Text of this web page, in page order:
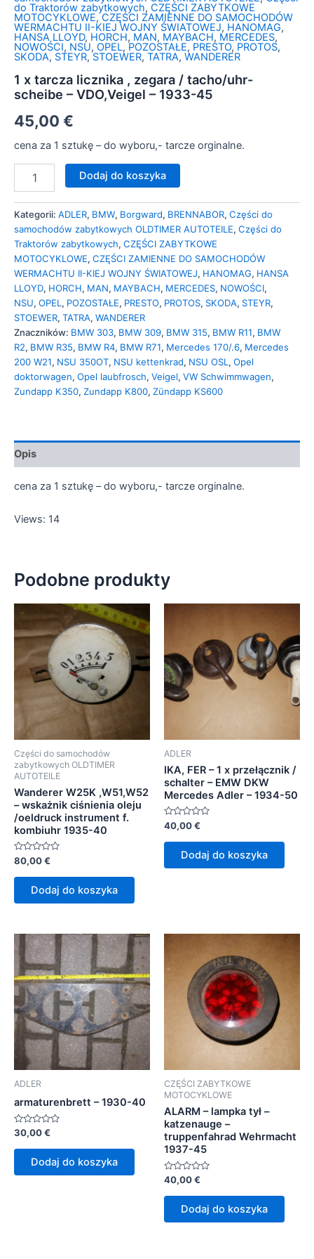
do Traktorów zabytkowych, CZĘŚCI ZABYTKOWE
MOTOCYKLOWE, CZĘŚCI ZAMIENNE DO SAMOCHODÓW
WERMACHTU II-KIEJ WOJNY ŚWIATOWEJ, HANOMAG,
HANSA LLOYD, HORCH, MAN, MAYBACH, MERCEDES,
NOWOŚCI, NSU, OPEL, POZOSTAŁE, PRESTO, PROTOS,
SKODA, STEYR, STOEWER, TATRA, WANDERER
1 x tarcza licznika , zegara / tacho/uhr-
scheibe – VDO,Veigel – 1933-45
45,00 €
cena za 1 sztukę – do wyboru,- tarcze orginalne.
Dodaj do koszyka
Kategorii: ADLER, BMW, Borgward, BRENNABOR, Części do
samochodów zabytkowych OLDTIMER AUTOTEILE, Części do
Traktorów zabytkowych, CZĘŚCI ZABYTKOWE
MOTOCYKLOWE, CZĘŚCI ZAMIENNE DO SAMOCHODÓW
WERMACHTU II-KIEJ WOJNY ŚWIATOWEJ, HANOMAG, HANSA
LLOYD, HORCH, MAN, MAYBACH, MERCEDES, NOWOŚCI,
NSU, OPEL, POZOSTAŁE, PRESTO, PROTOS, SKODA, STEYR,
STOEWER, TATRA, WANDERER
Znaczników: BMW 303, BMW 309, BMW 315, BMW R11, BMW
R2, BMW R35, BMW R4, BMW R71, Mercedes 170/.6, Mercedes
200 W21, NSU 350OT, NSU kettenkrad, NSU OSL, Opel
doktorwagen, Opel laubfrosch, Veigel, VW Schwimmwagen,
Zundapp K350, Zundapp K800, Zündapp KS600
Opis
cena za 1 sztukę – do wyboru,- tarcze orginalne.
Views: 14
Podobne produkty
Części do samochodów
zabytkowych OLDTIMER
AUTOTEILE
Wanderer W25K ,W51,W52
– wskażnik ciśnienia oleju
/oeldruck instrument f.
kombiuhr 1935-40
Oceniono
0
na
80,00€
Dodaj do koszyka
ADLER
IKA, FER – 1 x przełącznik /
schalter – EMW DKW
Mercedes Adler – 1934-50
Oceniono
0
na
40,00€
Dodaj do koszyka
ADLER
armaturenbrett – 1930-40
Oceniono
na
30,00€
Dodaj do koszyka
CZĘŚCI ZABYTKOWE
MOTOCYKLOWE
ALARM – lampka tył –
katzenauge –
truppenfahrad Wehrmacht
1937-45
Oceniono
na
40,00€
Dodaj do koszyka